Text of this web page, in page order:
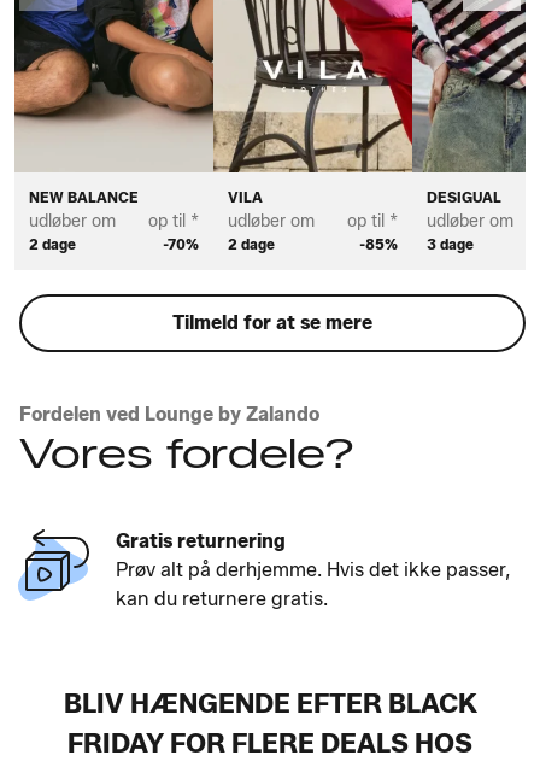
NEW BALANCE
udløber om
2 dage
op til *
-70%
VILA
udløber om
2 dage
op til *
-85%
DESIGUAL
udløber om
3 dage
Tilmeld for at se mere
Fordelen ved Lounge by Zalando
Vores fordele?
Gratis returnering
Prøv alt på derhjemme. Hvis det ikke passer,
kan du returnere gratis.
BLIV HÆNGENDE EFTER BLACK
FRIDAY FOR FLERE DEALS HOS